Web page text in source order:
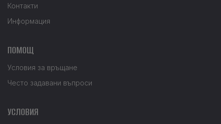
Контакти
Информация
ПОМОЩ
Условия за връщане
Често задавани въпроси
УСЛОВИЯ